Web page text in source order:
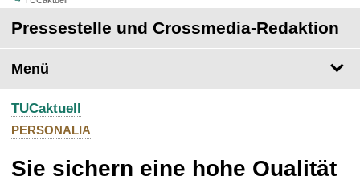
m
H
i
e
a
u
f
r
u
Pressestelle und Crossmedia-Redaktion
Menü
TUCaktuell
PERSONALIA
Sie sichern eine hohe Qualität